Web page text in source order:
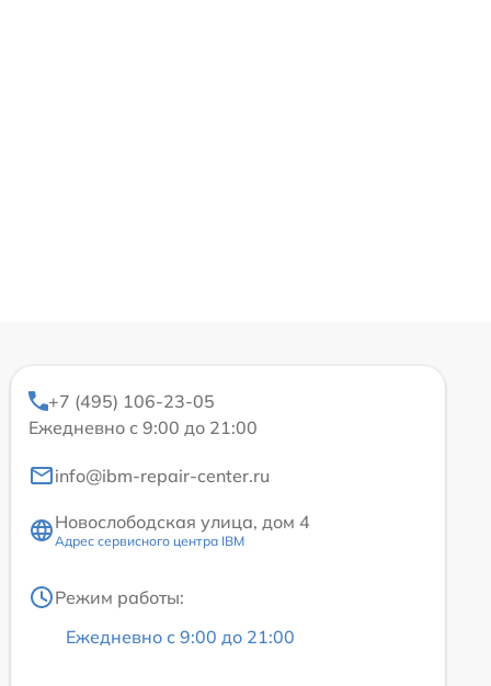
+7 (495) 106-23-05
Ежедневно с 9:00 до 21:00
info@ibm-repair-center.ru
Новослободская улица, дом 4
Адрес сервисного центра IBM
Режим работы:
Ежедневно с 9:00 до 21:00